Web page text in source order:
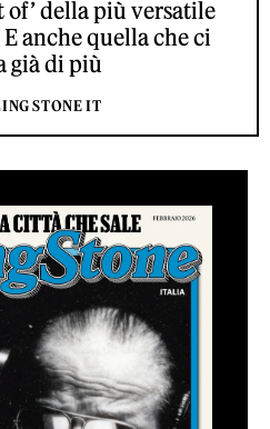
of’ della più versatile
anche quella che ci
già di più
STONE IT